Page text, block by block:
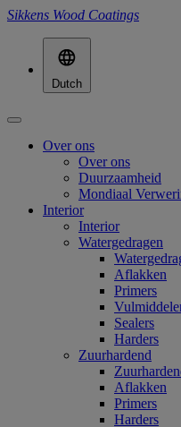
Sikkens Wood Coatings
Dutch
Over ons
Over ons
Duurzaamheid
Mondiaal
Interior
Interior
Watergedragen
Aflakken
Primers
Sealers
Harders
Zuurhardend
Aflakken
Primers
Harders